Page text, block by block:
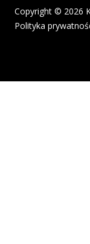
Copyright © 2026
Polityka